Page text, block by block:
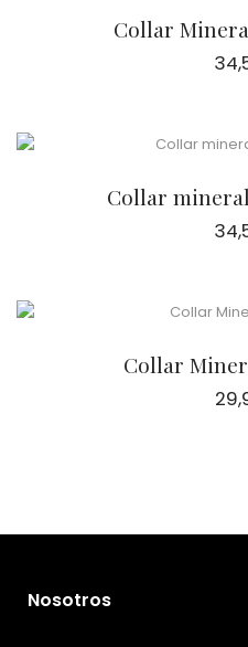
Collar
Collar
Collar
Nosotros